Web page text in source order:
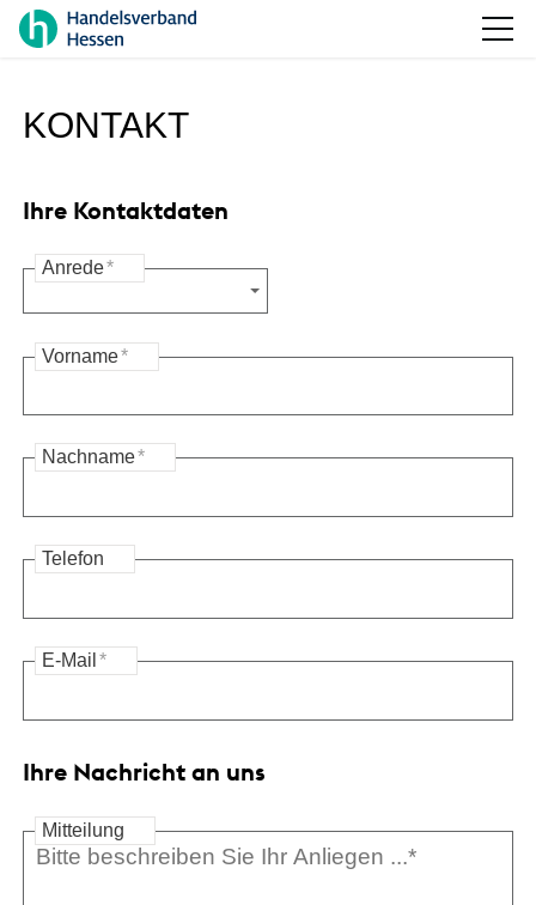
KONTAKT
Ihre Kontaktdaten
Anrede*
Vorname*
Nachname*
Telefon
E-Mail *
Ihre Nachricht an uns
Mitteilung